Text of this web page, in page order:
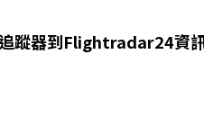
蹤器到Flightradar24資